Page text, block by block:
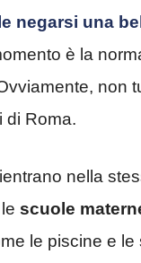
negarsi una
è la
non
di Roma.
nella
scuole
le piscine e